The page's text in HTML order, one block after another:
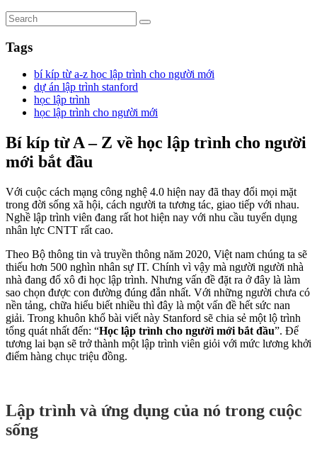
Tags
bí kíp từ a-z học lập trình cho người mới
dự án lập trình stanford
học lập trình
học lập trình cho người mới
Bí kíp từ A – Z về học lập trình cho người
mới bắt đầu
Với cuộc cách mạng công nghệ 4.0 hiện nay đã thay đổi mọi mặt
trong đời sống xã hội, cách người ta tương tác, giao tiếp với nhau.
Nghề lập trình viên đang rất hot hiện nay với nhu cầu tuyển dụng
nhân lực CNTT rất cao.
Theo Bộ thông tin và truyền thông năm 2020, Việt nam chúng ta sẽ
thiếu hơn 500 nghìn nhân sự IT. Chính vì vậy mà người người nhà
nhà đang đổ xô đi học lập trình. Nhưng vấn đề đặt ra ở đây là làm
sao chọn được con đường đúng đắn nhất. Với những người chưa có
nền tảng, chữa hiểu biết nhiều thì đây là một vấn đề hết sức nan
giải. Trong khuôn khổ bài viết này Stanford sẽ chia sẻ một lộ trình
tổng quát nhất đến: “Học lập trình cho người mới bắt đầu”. Để
tương lai bạn sẽ trở thành một lập trình viên giỏi với mức lương khởi
điểm hàng chục triệu đồng.
Lập trình và ứng dụng của nó trong cuộc
sống